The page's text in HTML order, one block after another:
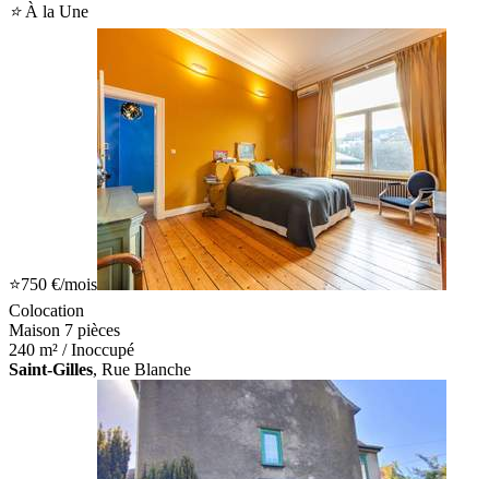
⭐À la Une
⭐750 €/mois
Colocation
Maison 7 pièces
240 m² / Inoccupé
Saint-Gilles, Rue Blanche